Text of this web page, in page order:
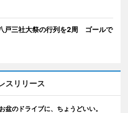
戸三社大祭の行列を2周 ゴールで
スリリース
盆のドライブに、ちょうどいい。